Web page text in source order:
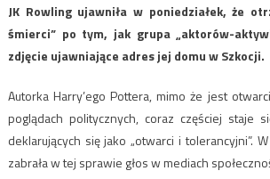
JK Rowling ujawniła w poniedziałek, że
śmierci” po tym, jak grupa „aktorów-
zdjęcie ujawniające adres jej domu w Szkocji.
Autorka Harry’ego Pottera, mimo że jest
poglądach politycznych, coraz częściej staje
deklarujących się jako „otwarci i tolerancyjni”.
zabrała w tej sprawie głos w mediach